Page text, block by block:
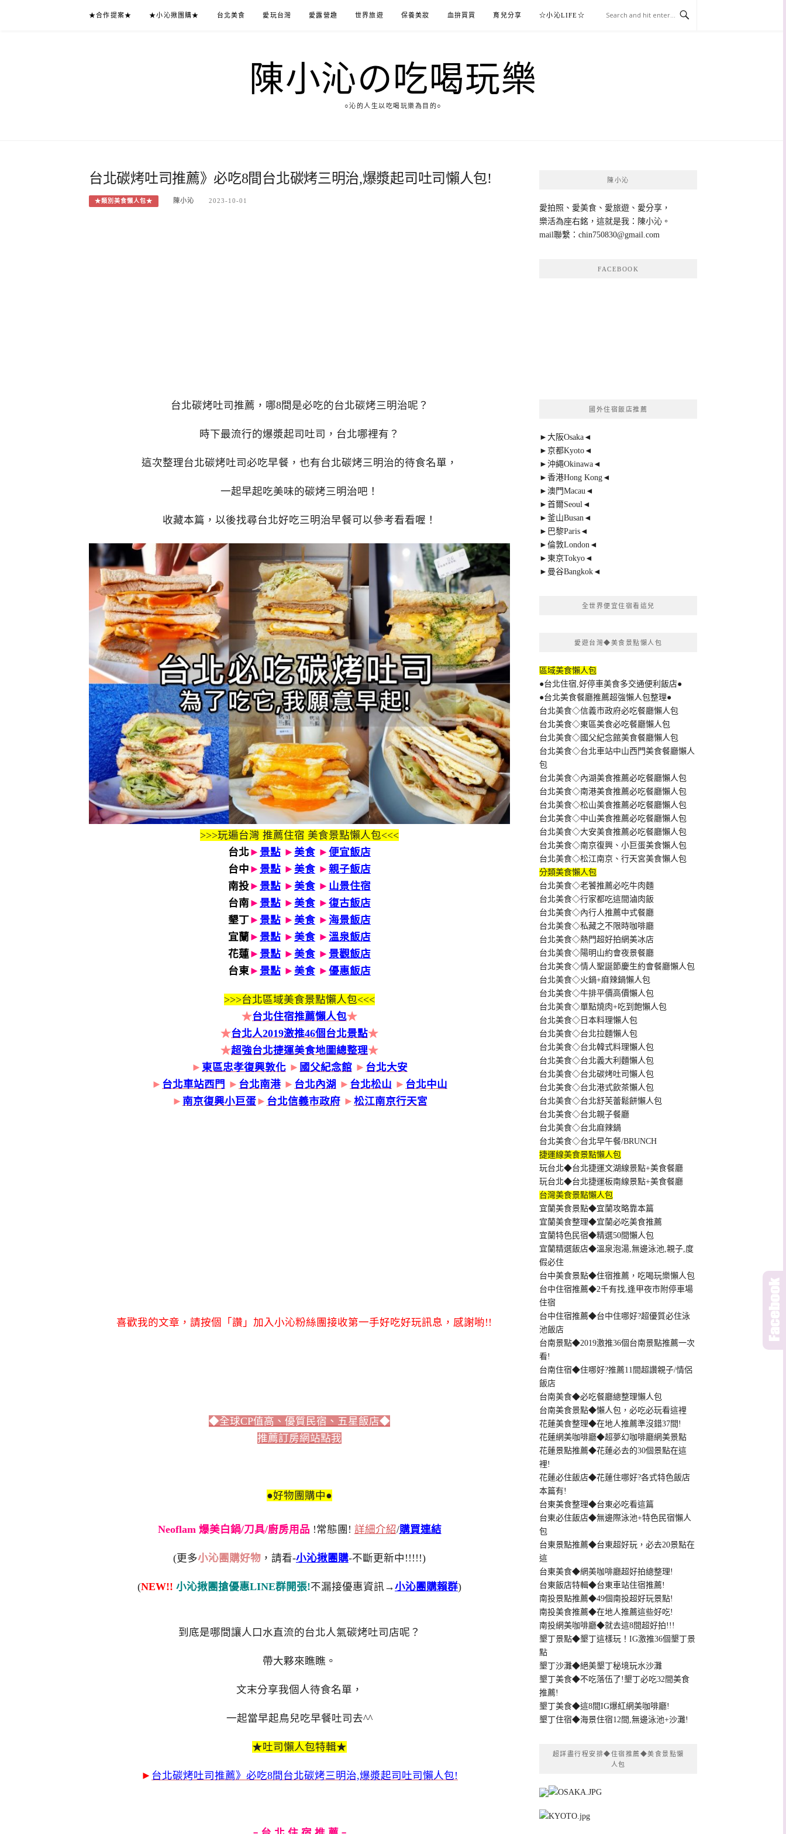
★合作提案★ ★小沁揪團購★ 台北美食 愛玩台灣 愛露營趣 世界旅遊 保養美妝 血拚買買 育兒分享 ☆小沁LIFE☆
陳小沁の吃喝玩樂
○沁的人生以吃喝玩樂為目的○
台北碳烤吐司推薦》必吃8間台北碳烤三明治,爆漿起司吐司懶人包!
★類別美食懶人包★ 陳小沁 2023-10-01
台北碳烤吐司推薦，哪8間是必吃的台北碳烤三明治呢？
時下最流行的爆漿起司吐司，台北哪裡有？
這次整理台北碳烤吐司必吃早餐，也有台北碳烤三明治的待食名單，
一起早起吃美味的碳烤三明治吧！
收藏本篇，以後找尋台北好吃三明治早餐可以參考看看喔！
>>>玩遍台灣 推薦住宿 美食景點懶人包<<<
台北► 景點 ► 美食 ► 便宜飯店
台中 ► 景點 ► 美食 ► 親子飯店
南投► 景點 ► 美食 ► 山景住宿
台南► 景點 ► 美食 ► 復古飯店
墾丁► 景點 ► 美食 ► 海景飯店
宜蘭► 景點 ► 美食 ► 溫泉飯店
花蓮► 景點 ► 美食 ► 景觀飯店
台東► 景點 ► 美食 ► 優惠飯店
>>>台北區域美食景點懶人包<<<
★台北住宿推薦懶人包★
★台北人2019激推46個台北景點★
★超強台北捷運美食地圖總整理★
► 東區忠孝復興敦化 ► 國父紀念館 ► 台北大安
► 台北車站西門 ► 台北南港 ► 台北內湖 ► 台北松山 ► 台北中山
► 南京復興小巨蛋► 台北信義市政府► 松江南京行天宮
喜歡我的文章，請按個「讚」加入小沁粉絲團接收第一手好吃好玩訊息，感謝喲!!
◆全球CP值高、優質民宿、五星飯店◆
推薦訂房網站點我
●好物團購中●
Neoflam 爆美白鍋/刀具/廚房用品 !常態團! 詳細介紹/購買連結
(更多小沁團購好物 ，請看-小沁揪團購-不斷更新中!!!!!)
(NEW!! 小沁揪團搶優惠LINE群開張!不漏接優惠資訊→小沁團購賴群)
到底是哪間讓人口水直流的台北人氣碳烤吐司店呢？
帶大夥來瞧瞧。
文末分享我個人待食名單，
一起當早起鳥兒吃早餐吐司去^^
★吐司懶人包特輯★
► 台北碳烤吐司推薦》必吃8間台北碳烤三明治,爆漿起司吐司懶人包!
陳小沁
愛拍照、愛美食、愛旅遊、愛分享，
樂活為座右銘，這就是我：陳小沁。
mail聯繫： chin750830@gmail.com
FACEBOOK
國外住宿飯店推薦
►大阪Osaka◄
►京都Kyoto◄
►沖繩Okinawa◄
►香港Hong Kong◄
►澳門Macau◄
►首爾Seoul◄
►釜山Busan◄
►巴黎Paris◄
►倫敦London◄
►東京Tokyo◄
►曼谷Bangkok◄
全世界便宜住宿看這兒
愛遊台灣◆美食景點懶人包
區域美食懶人包
●台北住宿,好停車美食多交通便利飯店●
●台北美食餐廳推薦超強懶人包整理●
台北美食◇信義市政府必吃餐廳懶人包
台北美食◇東區美食必吃餐廳懶人包
台北美食◇國父紀念館美食餐廳懶人包
台北美食◇台北車站中山西門美食餐廳懶人
包
台北美食◇內湖美食推薦必吃餐廳懶人包
台北美食◇南港美食推薦必吃餐廳懶人包
台北美食◇松山美食推薦必吃餐廳懶人包
台北美食◇中山美食推薦必吃餐廳懶人包
台北美食◇大安美食推薦必吃餐廳懶人包
台北美食◇南京復興、小巨蛋美食懶人包
台北美食◇松江南京、行天宮美食懶人包
分類美食懶人包
台北美食◇老饕推薦必吃牛肉麵
台北美食◇行家都吃這間滷肉飯
台北美食◇內行人推薦中式餐廳
台北美食◇私藏之不限時咖啡廳
台北美食◇熱門超好拍網美冰店
台北美食◇陽明山約會夜景餐廳
台北美食◇情人聖誕節慶生約會餐廳懶人包
台北美食◇火鍋+麻辣鍋懶人包
台北美食◇牛排平價高價懶人包
台北美食◇單點燒肉+吃到飽懶人包
台北美食◇日本料理懶人包
台北美食◇台北拉麵懶人包
台北美食◇台北韓式料理懶人包
台北美食◇台北義大利麵懶人包
台北美食◇台北碳烤吐司懶人包
台北美食◇台北港式飲茶懶人包
台北美食◇台北舒芙蕾鬆餅懶人包
台北美食◇台北親子餐廳
台北美食◇台北麻辣鍋
台北美食◇台北早午餐/BRUNCH
捷運線美食景點懶人包
玩台北◆台北捷運文湖線景點+美食餐廳
玩台北◆台北捷運板南線景點+美食餐廳
台灣美食景點懶人包
宜蘭美食景點◆宜蘭攻略靠本篇
宜蘭美食整理◆宜蘭必吃美食推薦
宜蘭特色民宿◆精選50間懶人包
宜蘭精選飯店◆溫泉泡湯,無邊泳池,親子,度
假必住
台中美食景點◆住宿推薦，吃喝玩樂懶人包
台中住宿推薦◆2千有找,逢甲夜市附停車場
住宿
台中住宿推薦◆台中住哪好?超優質必住泳
池飯店
台南景點◆2019激推36個台南景點推薦一次
看!
台南住宿◆住哪好?推薦11間超讚親子/情侶
飯店
台南美食◆必吃餐廳總整理懶人包
台南美食景點◆懶人包，必吃必玩看這裡
花蓮美食整理◆在地人推薦準沒錯37間!
花蓮網美咖啡廳◆超夢幻咖啡廳網美景點
花蓮景點推薦◆花蓮必去的30個景點在這
裡!
花蓮必住飯店◆花蓮住哪好?各式特色飯店
本篇有!
台東美食整理◆台東必吃看這篇
台東必住飯店◆無邊際泳池+特色民宿懶人
包
台東景點推薦◆台東超好玩，必去20景點在
這
台東美食◆網美咖啡廳超好拍總整理!
台東飯店特輯◆台東車站住宿推薦!
南投景點推薦◆49個南投超好玩景點!
南投美食推薦◆在地人推薦這些好吃!
南投網美咖啡廳◆就去這8間超好拍!!!
墾丁景點◆墾丁這樣玩！IG激推36個墾丁景
點
墾丁沙灘◆絕美墾丁秘境玩水沙灘
墾丁美食◆不吃落伍了!墾丁必吃32間美食
推薦!
墾丁美食◆這8間IG爆紅網美咖啡廳!
墾丁住宿◆海景住宿12間,無邊泳池+沙灘!
超詳盡行程安排◆住宿推薦◆美食景點懶
人包